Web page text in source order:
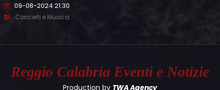
09-08-2024 21:30
Concerti e Musica
Reggio Calabria Eventi e Notizie
Production by TWA Agency